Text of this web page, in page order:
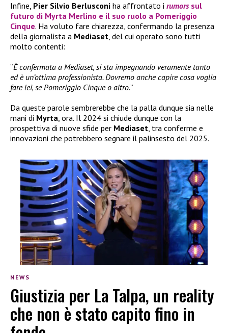
Infine, Pier Silvio Berlusconi ha affrontato i rumorssul
futuro di Myrta Merlino e il suo ruolo a Pomeriggio
Cinque. Ha voluto fare chiarezza, confermando la presenza
della giornalista a Mediaset, del cui operato sono tutti
molto contenti:
“È confermata a Mediaset, si sta impegnando veramente tanto
ed è un’ottima professionista. Dovremo anche capire cosa voglia
fare lei, se Pomeriggio Cinque o altro.”
Da queste parole sembrerebbe che la palla dunque sia nelle
mani di Myrta, ora. Il 2024 si chiude dunque con la
prospettiva di nuove sfide per Mediaset, tra conferme e
innovazioni che potrebbero segnare il palinsesto del 2025.
NEWS
Giustizia per La Talpa, un reality
che non è stato capito fino in